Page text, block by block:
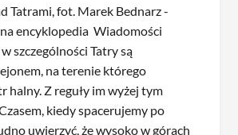
Tatrami, fot. Marek Bednarz -
encyklopedia Wiadomości
szczególności Tatry są
na terenie którego
halny. Z reguły im wyżej tym
kiedy spacerujemy po
uwierzyć, że wysoko w górach